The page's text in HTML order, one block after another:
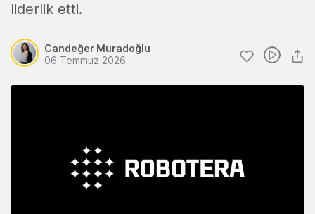
liderlik etti.
Candeğer Muradoğlu
06 Temmuz 2026